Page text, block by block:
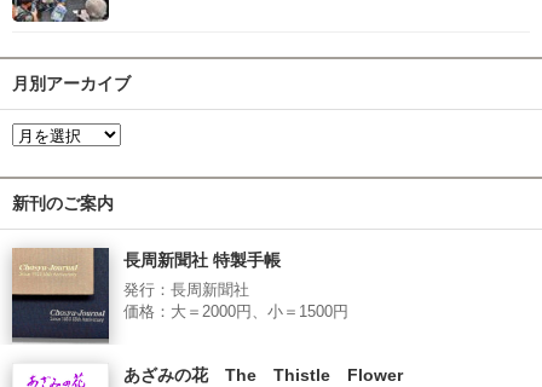
月別アーカイブ
新刊のご案内
長周新聞社 特製手帳
発行：長周新聞社
価格：大＝2000円、小＝1500円
あざみの花 The Thistle Flower